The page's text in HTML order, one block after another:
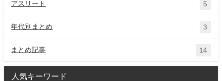
アスリート 5
年代別まとめ 3
まとめ記事 14
人気キーワード